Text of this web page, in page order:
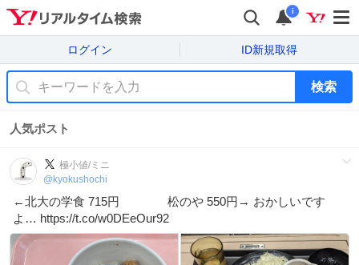
i
ログイン ID新規取得
検索
人気ポスト
極小値/ミニ
@ kyokushochi
←北大の学食 715円 松のや 550円→ おかしいです
よ… https://t.co/w0DEeOur92